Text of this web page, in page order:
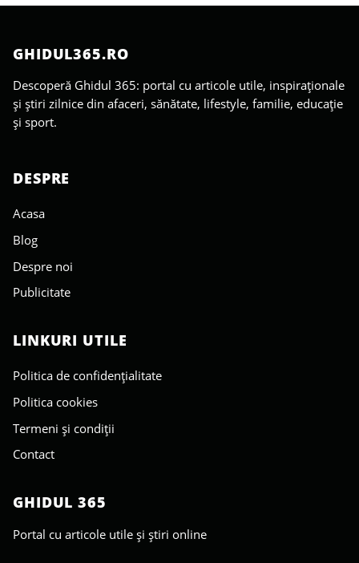
GHIDUL365.RO
Descoperă Ghidul 365: portal cu articole utile, inspiraționale
și știri zilnice din afaceri, sănătate, lifestyle, familie, educație
și sport.
DESPRE
Acasa
Blog
Despre noi
Publicitate
LINKURI UTILE
Politica de confidențialitate
Politica cookies
Termeni și condiții
Contact
GHIDUL 365
Portal cu articole utile și știri online